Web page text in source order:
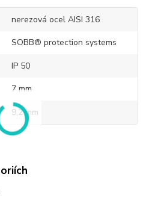
nerezová ocel AISI 316
SOBB® protection systems
IP 50
7 mm
9,2 mm